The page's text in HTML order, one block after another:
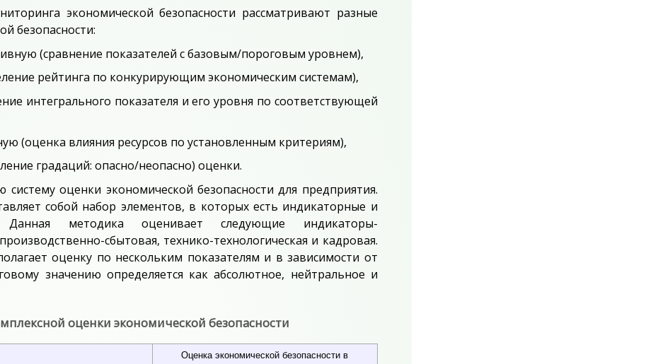
экономической безопасности рассматривают разные
безопасности:
(сравнение показателей с базовым/пороговым уровнем),
рейтинга по конкурирующим экономическим системам),
интегрального показателя и его уровня по соответствующей
(оценка влияния ресурсов по установленным критериям),
градаций: опасно/неопасно) оценки.
систему оценки экономической безопасности для предприятия.
собой набор элементов, в которых есть индикаторные и
Данная методика оценивает следующие индикаторы-
сбытовая, технико-технологическая и кадровая.
оценку по нескольким показателям и в зависимости от
значению определяется как абсолютное, нейтральное и
оценки экономической безопасности
Оценка экономической безопасности в